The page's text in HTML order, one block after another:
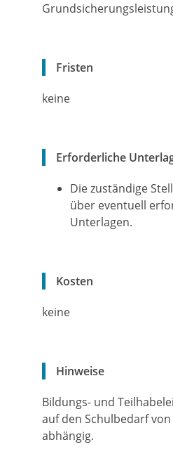
Fristen
keine
Erforderliche
Die zuständige
über eventuell
Unterlagen.
Kosten
keine
Hinweise
Bildungs- und
auf den Schulbedarf
abhängig.